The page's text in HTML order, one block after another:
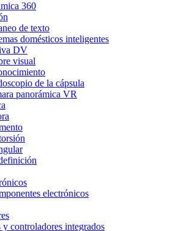
360
de texto
domésticos inteligentes
DV
visual
de la cápsula
panorámica VR
electrónicos
y controladores integrados